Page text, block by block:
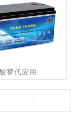
替代应用
›